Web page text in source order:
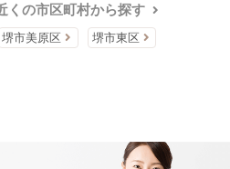
くの市区町村から探す
堺市美原区 堺市東区